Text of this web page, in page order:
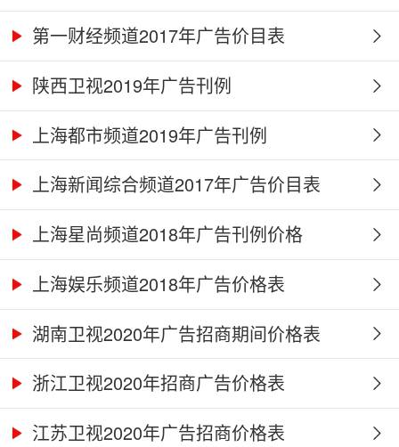
第一财经频道2017年广告价目表
陕西卫视2019年广告刊例
上海都市频道2019年广告刊例
上海新闻综合频道2017年广告价目表
上海星尚频道2018年广告刊例价格
上海娱乐频道2018年广告价格表
湖南卫视2020年广告招商期间价格表
浙江卫视2020年招商广告价格表
江苏卫视2020年广告招商价格表